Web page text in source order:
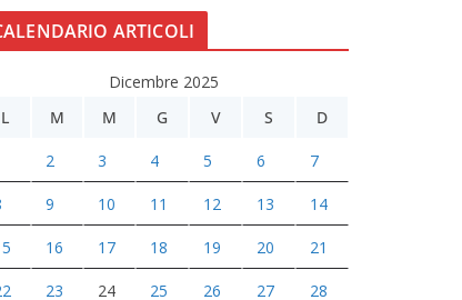
ARTICOLI
Dicembre 2025
L
M M G V S D
2 3 4 5 6 7
9 10 11 12 13 14
16 17 18 19 20 21
23 24 25 26 27 28